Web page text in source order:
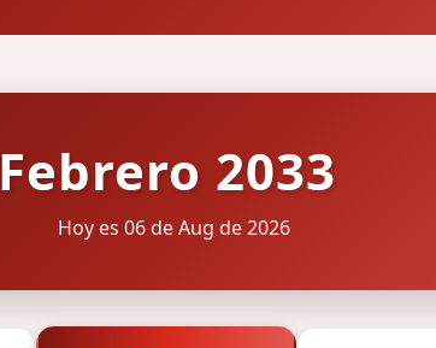
Febrero 2033
Hoy es 06 de Aug de 2026